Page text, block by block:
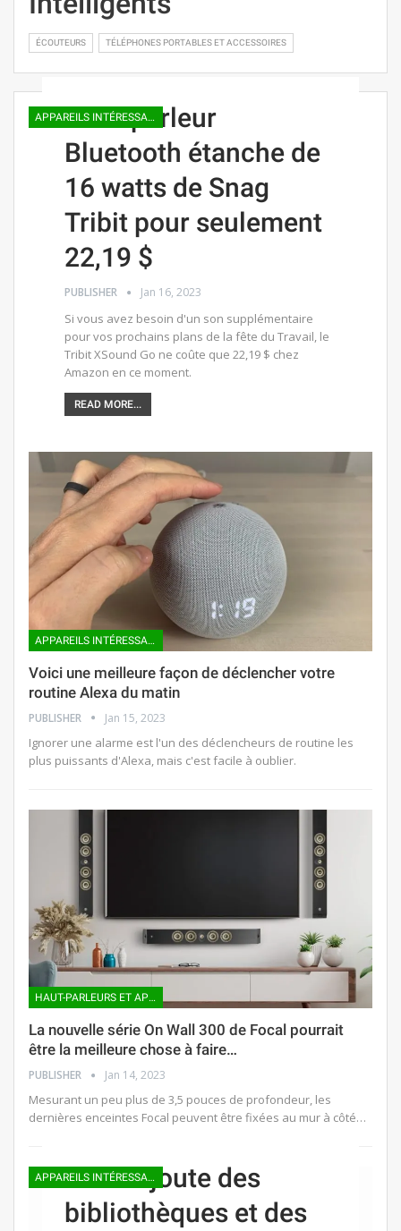
ÉCOUTEURS TÉLÉPHONES PORTABLES ET ACCESSOIRES
APPAREILS INTÉRESSANTS
Haut-parleur
Bluetooth étanche de
16 watts de Snag
Tribit pour seulement
22,19 $
PUBLISHER Jan 16, 2023
Si vous avez besoin d'un son supplémentaire
pour vos prochains plans de la fête du Travail, le
Tribit XSound Go ne coûte que 22,19 $ chez
Amazon en ce moment.
READ MORE...
APPAREILS INTÉRESSANTS
Voici une meilleure façon de déclencher votre
routine Alexa du matin
PUBLISHER Jan 15, 2023
Ignorer une alarme est l'un des déclencheurs de routine les
plus puissants d'Alexa, mais c'est facile à oublier.
HAUT-PARLEURS ET APPAREILS AUDIO INTELLIGENTS
La nouvelle série On Wall 300 de Focal pourrait
être la meilleure chose à faire…
PUBLISHER Jan 14, 2023
Mesurant un peu plus de 3,5 pouces de profondeur, les
dernières enceintes Focal peuvent être fixées au mur à côté…
APPAREILS INTÉRESSANTS
Focal ajoute des
bibliothèques et des